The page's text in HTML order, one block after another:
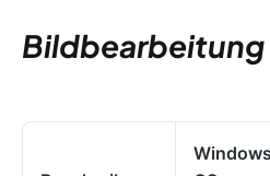
Bildbearbeitung